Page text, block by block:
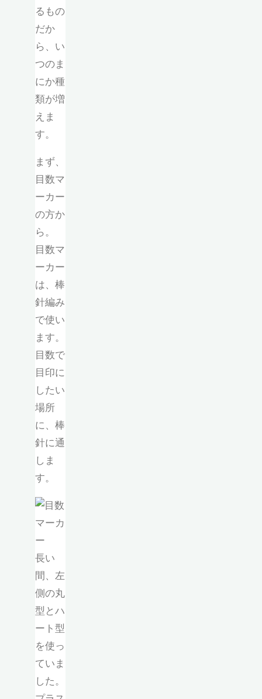
るもの
だか
ら、い
つのま
にか種
類が増
えま
す。
まず、
目数マ
ーカー
の方か
ら。
目数マ
ーカー
は、棒
針編み
で使い
ます。
目数で
目印に
したい
場所
に、棒
針に通
しま
す。
長い
間、左
側の丸
型とハ
ート型
を使っ
ていま
した。